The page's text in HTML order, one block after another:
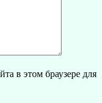
в этом браузере для